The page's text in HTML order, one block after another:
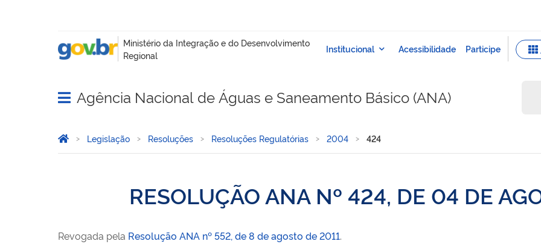
Abrir menu principal de navegação
Agência Nacional de Águas e Saneamento Básico (ANA)
Você está aqui:
Página Inicial
Legislação Resoluções Resoluções Regulatórias 2004 424
RESOLUÇÃO ANA Nº 424, DE 04 DE
Revogada pela Resolução ANA nº 552, de 8 de agosto de 2011.